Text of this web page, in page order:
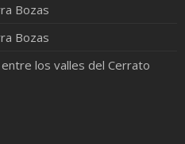
Bozas
Bozas
los valles del Cerrato